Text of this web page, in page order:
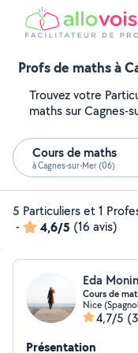
Profs de maths à
Trouvez votre
maths sur Cagnes-
Cours de maths
à Cagnes-sur-Mer (06)
5 Particuliers et 1
-
4,6/5 (16 avis)
Eda Monin
Cours de
Nice
4,7/5
Présentation